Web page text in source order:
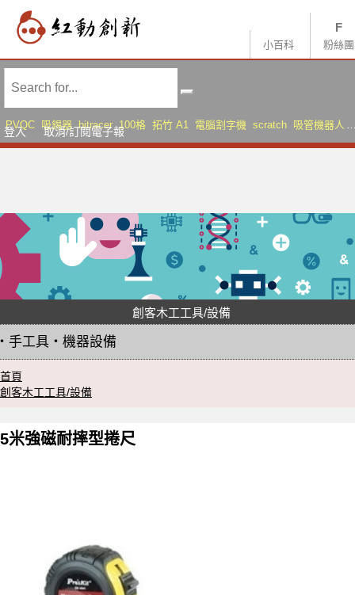
小百科 粉絲團
PVQC 吸錫器 bitracer 100格 拓竹 A1 電腦割字機 scratch 吸管機器人
AMS Lite Sonic Mini 8K S
登入 取消/訂閱電子報
創客木工工具/設備
手工具 ・ 機器設備
首頁
創客木工工具/設備
5米強磁耐摔型捲尺